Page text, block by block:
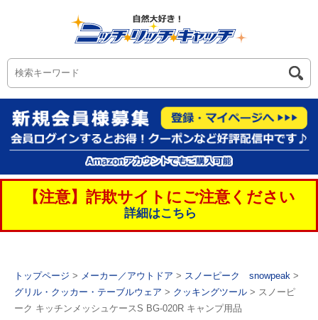
【注意】詐欺サイトにご注意ください
詳細はこちら
トップページ > メーカー／アウトドア > スノーピーク snowpeak >
グリル・クッカー・テーブルウェア > クッキングツール > スノーピ
ーク キッチンメッシュケースS BG-020R キャンプ用品